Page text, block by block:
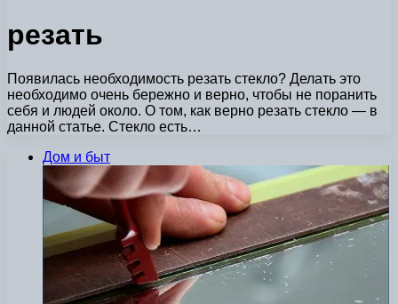
резать
Появилась необходимость резать стекло? Делать это
необходимо очень бережно и верно, чтобы не поранить
себя и людей около. О том, как верно резать стекло — в
данной статье. Стекло есть…
Дом и быт